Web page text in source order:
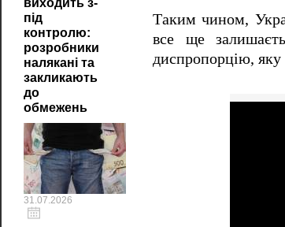
виходить з-
під
контролю:
розробники
налякані та
закликають
до
обмежень
31.07.2026
Таким чином,
все ще
диспропорцію, яку